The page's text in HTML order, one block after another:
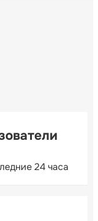
24 часа